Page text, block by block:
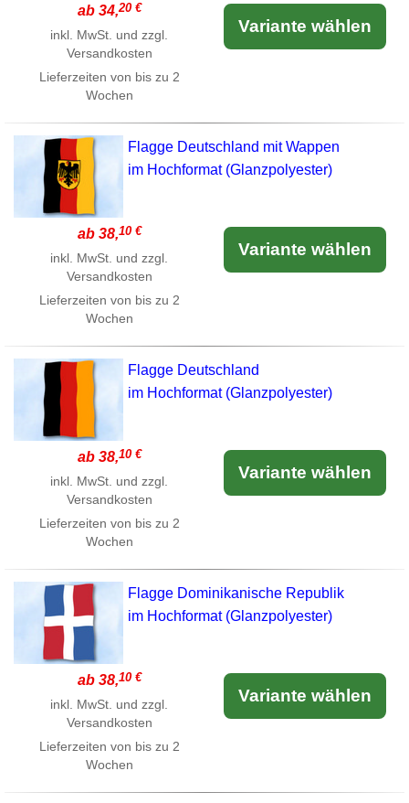
ab 34,20 €
inkl. MwSt. und zzgl.
Versandkosten
Lieferzeiten von bis zu 2
Wochen
Variante wählen
Flagge Deutschland mit Wappen
im Hochformat (Glanzpolyester)
ab 38,10 €
inkl. MwSt. und zzgl.
Versandkosten
Lieferzeiten von bis zu 2
Wochen
Variante wählen
Flagge Deutschland
im Hochformat (Glanzpolyester)
ab 38,10 €
inkl. MwSt. und zzgl.
Versandkosten
Lieferzeiten von bis zu 2
Wochen
Variante wählen
Flagge Dominikanische Republik
im Hochformat (Glanzpolyester)
ab 38,10 €
inkl. MwSt. und zzgl.
Versandkosten
Lieferzeiten von bis zu 2
Wochen
Variante wählen